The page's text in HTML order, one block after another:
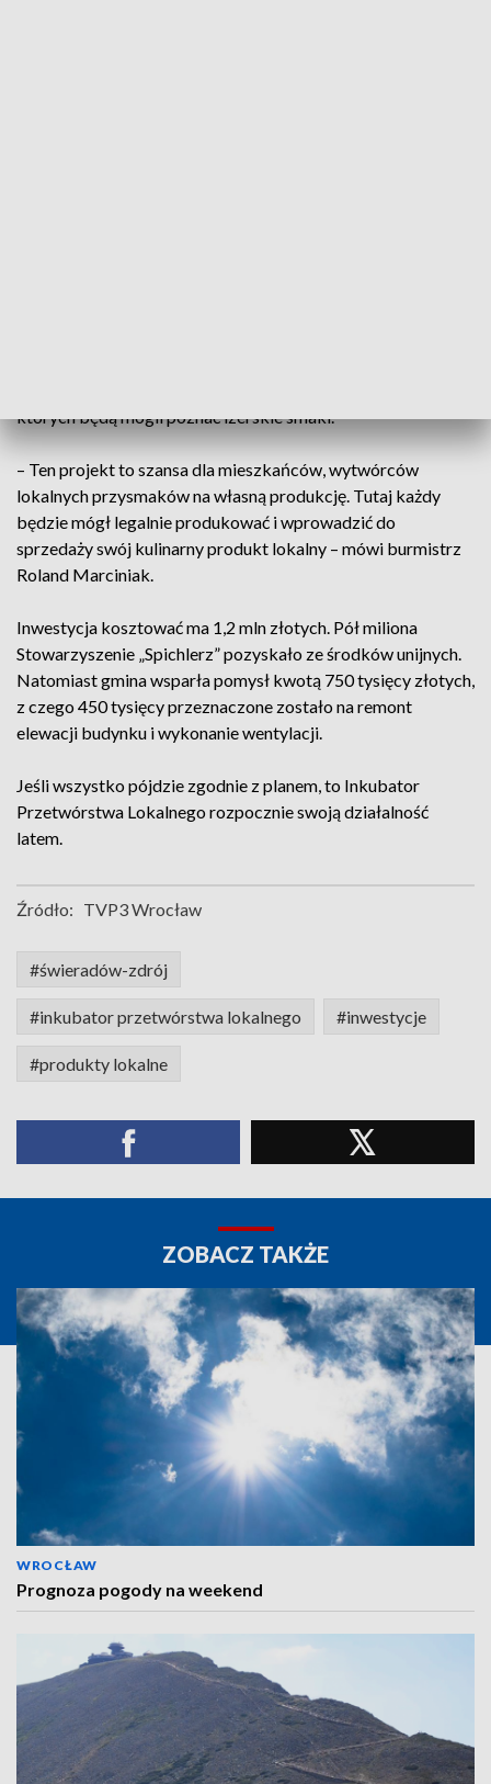
których będą mogli poznać izerskie smaki.
– Ten projekt to szansa dla mieszkańców, wytwórców
lokalnych przysmaków na własną produkcję. Tutaj każdy
będzie mógł legalnie produkować i wprowadzić do
sprzedaży swój kulinarny produkt lokalny – mówi burmistrz
Roland Marciniak.
Inwestycja kosztować ma 1,2 mln złotych. Pół miliona
Stowarzyszenie „Spichlerz” pozyskało ze środków unijnych.
Natomiast gmina wsparła pomysł kwotą 750 tysięcy złotych,
z czego 450 tysięcy przeznaczone zostało na remont
elewacji budynku i wykonanie wentylacji.
Jeśli wszystko pójdzie zgodnie z planem, to Inkubator
Przetwórstwa Lokalnego rozpocznie swoją działalność
latem.
Źródło: TVP3 Wrocław
#świeradów-zdrój
#inkubator przetwórstwa lokalnego #inwestycje
#produkty lokalne
ZOBACZ TAKŻE
WROCŁAW
Prognoza pogody na weekend